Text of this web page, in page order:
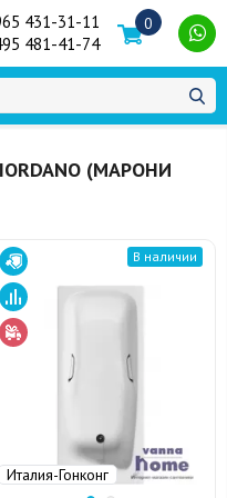
431-31-11
481-41-74
0
(МАРОНИ
Италия-Гонконг
В наличии